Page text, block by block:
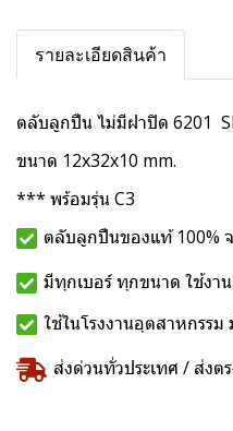
รายละเอียดสินค้า
ตลับลูกปืน ไม่มีฝาปิด 6201
ขนาด 12x32x10 mm.
*** พร้อมรุ่น C3
ตลับลูกปืนของแท้ 100%
มีทุกเบอร์ ทุกขนาด ใช้งา
ใช้ในโรงงานอุตสาหกรร
ส่งด่วนทั่วประเทศ / ส่งต